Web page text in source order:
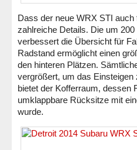
Dass der neue WRX STI
zahlreiche Details. Die um
verbessert die Übersicht für
Radstand ermöglicht einen
den hinteren Plätzen.
vergrößert, um das
bietet der Kofferraum, dessen
umklappbare Rücksitze mit
wurde.